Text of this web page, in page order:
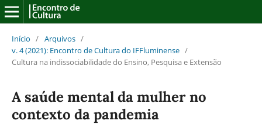
Início / Arquivos /
v. 4 (2021): Encontro de Cultura do IFFluminense /
Cultura na indissociabilidade do Ensino, Pesquisa e Extensão
A saúde mental da mulher no
contexto da pandemia